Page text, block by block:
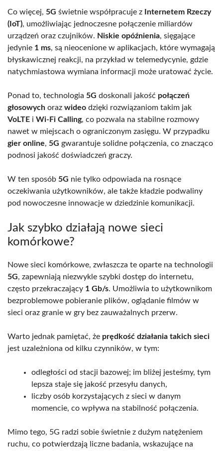
Co więcej, 5G świetnie współpracuje z
Internetem Rzeczy
(IoT), umożliwiając jednoczesne połączenie miliardów
urządzeń oraz czujników. Niskie opóźnienia, sięgające
jedynie 1 ms, są nieocenione w aplikacjach, które wymagają
błyskawicznej reakcji, na przykład w telemedycynie, gdzie
natychmiastowa wymiana informacji może uratować życie.
Ponad to, technologia 5G doskonali jakość połączeń
głosowych oraz wideo dzięki rozwiązaniom takim jak
VoLTE i Wi-Fi Calling, co pozwala na stabilne rozmowy
nawet w miejscach o ograniczonym zasięgu. W przypadku
gier online, 5G gwarantuje solidne połączenia, co znacząco
podnosi jakość doświadczeń graczy.
W ten sposób 5G nie tylko odpowiada na rosnące
oczekiwania użytkowników, ale także kładzie podwaliny
pod nowoczesne innowacje w dziedzinie komunikacji.
Jak szybko działają nowe sieci
komórkowe?
Nowe sieci komórkowe, zwłaszcza te oparte na technologii
5G, zapewniają niezwykle szybki dostęp do internetu,
często przekraczający 1 Gb/s. Umożliwia to użytkownikom
bezproblemowe pobieranie plików, oglądanie filmów w
sieci oraz granie w gry bez zauważalnych przerw.
Warto jednak pamiętać, że prędkość działania takich sieci
jest uzależniona od kilku czynników, w tym:
odległości od stacji bazowej; im bliżej jesteśmy, tym
lepsza staje się jakość przesyłu danych,
liczby osób korzystających z sieci w danym
momencie, co wpływa na stabilność połączenia.
Mimo tego, 5G radzi sobie świetnie z dużym natężeniem
ruchu, co potwierdzają liczne badania, wskazujące na